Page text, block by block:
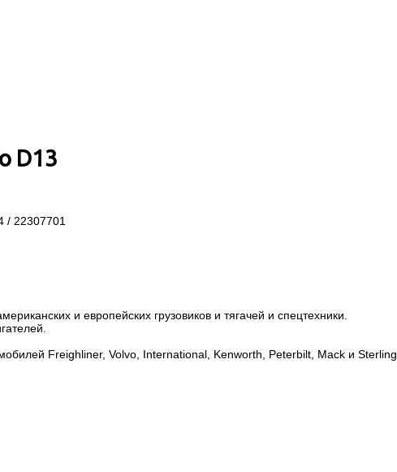
D13
/ 22307701
и европейских грузовиков и тягачей и спецтехники.
Freighliner, Volvo, International, Kenworth, Peterbilt, Mack и Sterling.